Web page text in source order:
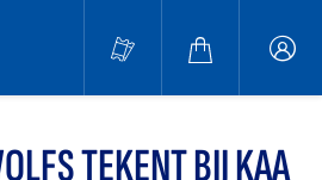
TEKENT BIJ KAA